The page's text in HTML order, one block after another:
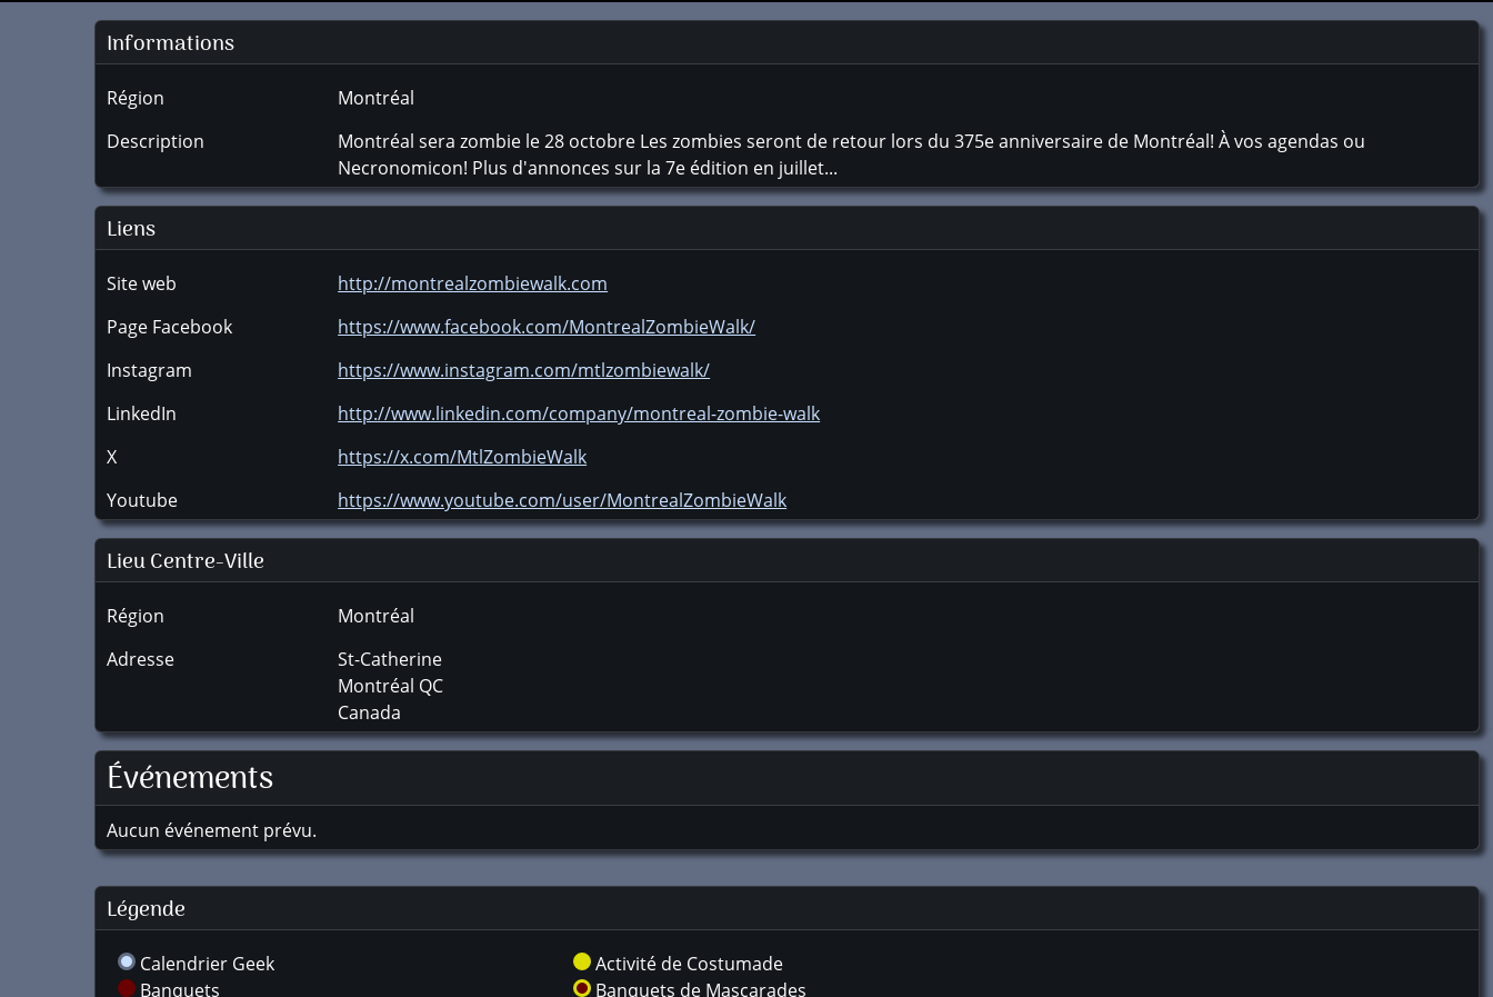
Informations
Région
Montréal
Description
Montréal sera zombie le 28 octobre Les zombies seront de retour lors du 375e anniversaire de Montréal! À vos agendas ou
Necronomicon! Plus d'annonces sur la 7e édition en juillet...
Liens
Site web
http://montrealzombiewalk.com
Page Facebook
https://www.facebook.com/MontrealZombieWalk/
Instagram
https://www.instagram.com/mtlzombiewalk/
LinkedIn
http://www.linkedin.com/company/montreal-zombie-walk
X
https://x.com/MtlZombieWalk
Youtube
https://www.youtube.com/user/MontrealZombieWalk
Lieu Centre-Ville
Région
Montréal
Adresse
St-Catherine
Montréal QC
Canada
Événements
Aucun événement prévu.
Légende
Calendrier Geek
Activité de Costumade
Banquets
Banquets de Mascarades